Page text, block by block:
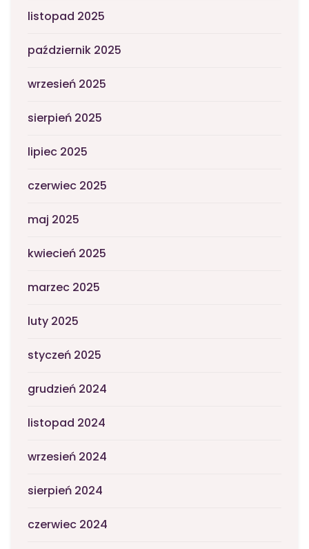
listopad 2025
październik 2025
wrzesień 2025
sierpień 2025
lipiec 2025
czerwiec 2025
maj 2025
kwiecień 2025
marzec 2025
luty 2025
styczeń 2025
grudzień 2024
listopad 2024
wrzesień 2024
sierpień 2024
czerwiec 2024